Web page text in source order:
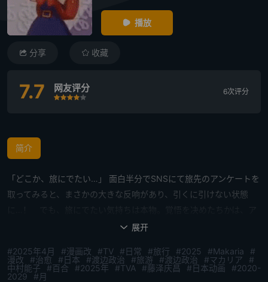
播放
分享 收藏
7.7 网友评分
很差较差还行
推荐
力荐
6次评分
简介
「どこか、旅にでたい…」 面白半分でSNSにて旅先のアンケートを
取ってみると、まさかの大きな反响があり、引くに引けない状態
ンケート頼りの行き当たりばったりな旅を始めることに。 时に一人
が待っている、“ざつ旅”へ出発！
 展开
#2025年4月 #漫画改 #TV #日常 #旅行 #2025 #Makaria
#
漫改
#治愈 #日本 #渡边政治 #旅游 #渡边政治 #マカリア
#
中村能子
#百合 #2025年 #TVA #藤泽庆昌 #日本动画
#2020-
2029
#月